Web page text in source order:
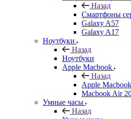
Назад
Смартфоны
Galaxy A57
Galaxy A17
Ноутбуки
Назад
Ноутбуки
Apple Macbook
Назад
Apple Macbook
Macbook Air
Умные часы
Назад